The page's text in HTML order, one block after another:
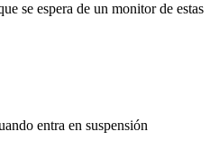
se espera de un monitor de estas
entra en suspensión